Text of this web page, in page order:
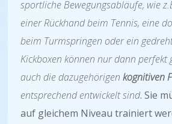
sportliche Bewegungsabläufe, wie
einer Rückhand beim Tennis, eine
beim Turmspringen oder ein
Kickboxen können nur dann perfekt
auch die dazugehörigenkognitiven
entsprechend entwickelt sind. Sie
auf gleichem Niveau trainiert